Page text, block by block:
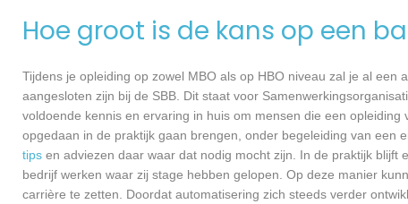
Hoe groot is de kans op een
Tijdens je opleiding op zowel MBO als op HBO niveau zal je al
aangesloten zijn bij de SBB. Dit staat voor
voldoende kennis en ervaring in huis om mensen die een
opgedaan in de praktijk gaan brengen, onder begeleiding van een
tips en adviezen daar waar dat nodig mocht zijn. In de praktijk
bedrijf werken waar zij stage hebben gelopen. Op deze manier
carrière te zetten. Doordat automatisering zich steeds verder